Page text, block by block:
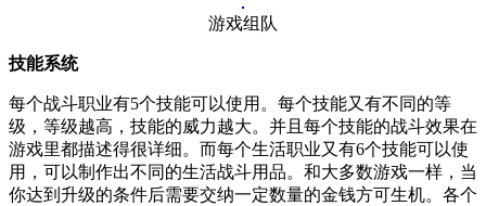
游戏组队
技能系统
每个战斗职业有5个技能可以使用。每个技能又有不同的等
级，等级越高，技能的威力越大。并且每个技能的战斗效果在
游戏里都描述得很详细。而每个生活职业又有6个技能可以使
用，可以制作出不同的生活战斗用品。和大多数游戏一样，当
你达到升级的条件后需要交纳一定数量的金钱方可生机。各个